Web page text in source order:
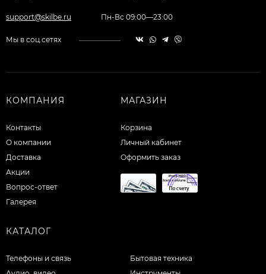
support@skilbe.ru Пн-Вс 09:00—23:00
Мы в соц.сетях
КОМПАНИЯ
Контакты
О компании
Доставка
Акции
Вопрос-ответ
Галерея
МАГАЗИН
Корзина
Личный кабинет
Оформить заказ
КАТАЛОГ
Телефоны и связь
Бытовая техника